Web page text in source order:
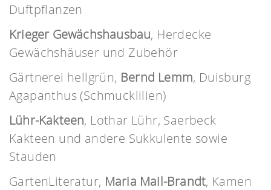
Duftpflanzen
Krieger Gewächshausbau, Herdecke
Gewächshäuser und Zubehör
Gärtnerei hellgrün, Bernd Lemm, Duisburg
Agapanthus (Schmucklilien)
Lühr-Kakteen, Lothar Lühr, Saerbeck
Kakteen und andere Sukkulente sowie
Stauden
GartenLiteratur, Maria Mail-Brandt, Kamen